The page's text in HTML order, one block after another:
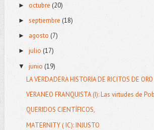
► octubre (20)
► septiembre (18)
► agosto (7)
► julio (17)
▼ junio (19)
LA VERDADERA HISTORIA DE RICITOS DE ORO
VERANEO FRANQUISTA (I): Las virtudes de
QUERIDOS CIENTÍFICOS,
MATERNITY ( IC): INJUSTO